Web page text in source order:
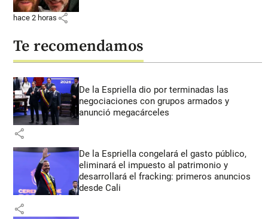
hace 2 horas share
Te recomendamos
De la Espriella dio por terminadas las
negociaciones con grupos armados y
anunció megacárceles
share
De la Espriella congelará el gasto público,
eliminará el impuesto al patrimonio y
desarrollará el fracking: primeros anuncios
desde Cali
share